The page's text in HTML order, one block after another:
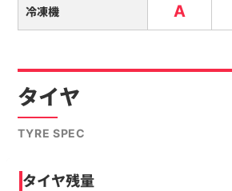
冷凍機 A
タイヤ
TYRE SPEC
タイヤ残量